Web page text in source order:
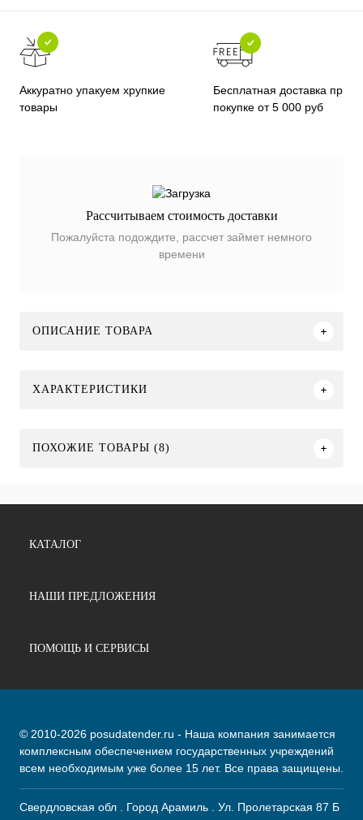
Аккуратно упакуем хрупкие
товары
Бесплатная доставка при
покупке от 5 000 руб
Рассчитываем стоимость доставки
Пожалуйста подождите, рассчет займет немного
времени
ОПИСАНИЕ ТОВАРА
ХАРАКТЕРИСТИКИ
ПОХОЖИЕ ТОВАРЫ (8)
КАТАЛОГ
НАШИ ПРЕДЛОЖЕНИЯ
ПОМОЩЬ И СЕРВИСЫ
© 2010-2026 posudatender.ru - Наша компания занимается
комплексным обеспечением государственных учреждений
всем необходимым уже более 15 лет. Все права защищены.
Свердловская обл . Город Арамиль . Ул. Пролетарская 87 Б